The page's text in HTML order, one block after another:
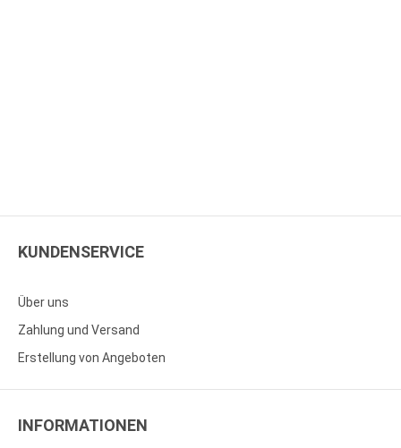
KUNDENSERVICE
Über uns
Zahlung und Versand
Erstellung von Angeboten
INFORMATIONEN